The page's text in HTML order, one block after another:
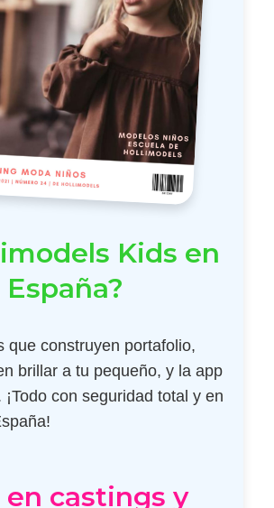
Kids en
que construyen portafolio,
brillar a tu pequeño, y la app
con seguridad total y en
en castings y